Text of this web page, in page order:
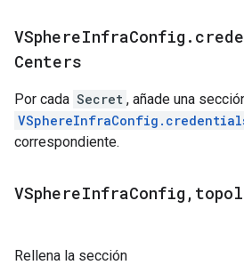
VSphereInfraConfig .
Centers
Por cada Secret , añade una
correspondiente.
VSphereInfraConfig ,
Rellena la sección